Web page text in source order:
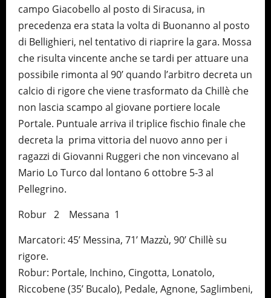
campo Giacobello al posto di Siracusa, in
precedenza era stata la volta di Buonanno al posto
di Bellighieri, nel tentativo di riaprire la gara. Mossa
che risulta vincente anche se tardi per attuare una
possibile rimonta al 90’ quando l’arbitro decreta un
calcio di rigore che viene trasformato da Chillè che
non lascia scampo al giovane portiere locale
Portale. Puntuale arriva il triplice fischio finale che
decreta la prima vittoria del nuovo anno per i
ragazzi di Giovanni Ruggeri che non vincevano al
Mario Lo Turco dal lontano 6 ottobre 5-3 al
Pellegrino.
Robur 2 Messana 1
Marcatori: 45’ Messina, 71’ Mazzù, 90’ Chillè su
rigore.
Robur: Portale, Inchino, Cingotta, Lonatolo,
Riccobene (35’ Bucalo), Pedale, Agnone, Saglimbeni,